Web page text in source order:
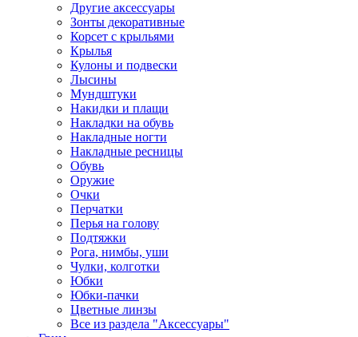
Другие аксессуары
Зонты декоративные
Корсет с крыльями
Крылья
Кулоны и подвески
Лысины
Мундштуки
Накидки и плащи
Накладки на обувь
Накладные ногти
Накладные ресницы
Обувь
Оружие
Очки
Перчатки
Перья на голову
Подтяжки
Рога, нимбы, уши
Чулки, колготки
Юбки
Юбки-пачки
Цветные линзы
Все из раздела "Аксессуары"